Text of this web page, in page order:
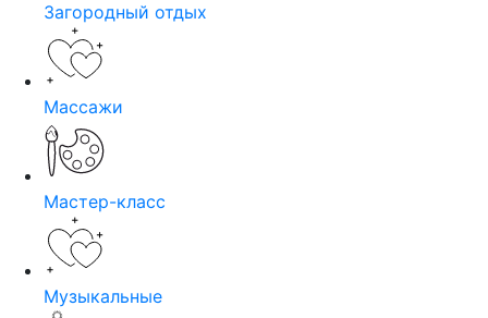
Загородный отдых
Массажи
Мастер-класс
Музыкальные